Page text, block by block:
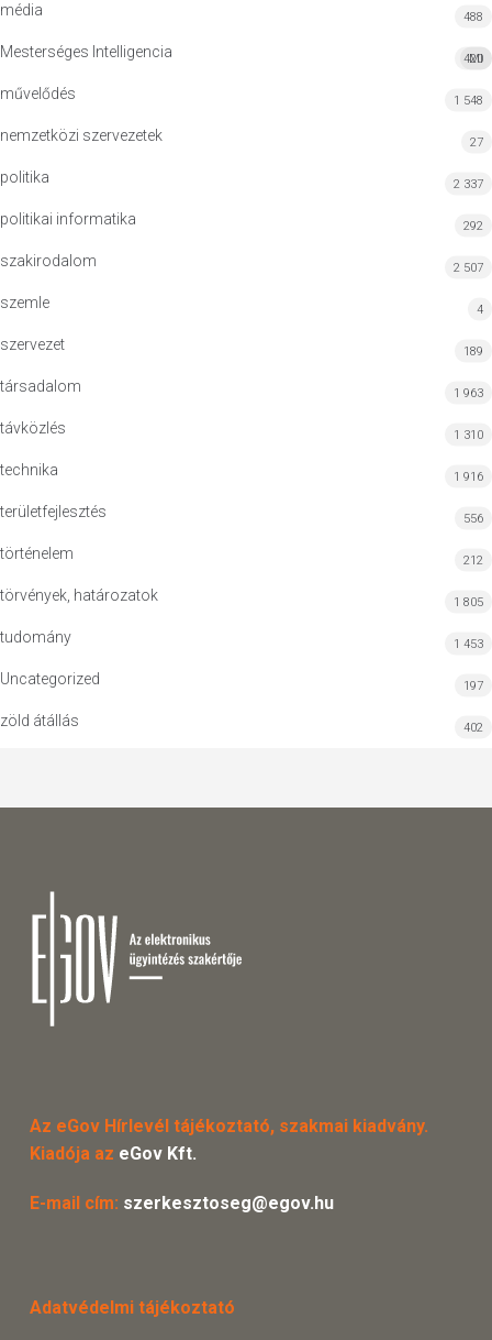
média 488
Mesterséges Intelligencia MI
420
művelődés 1 548
nemzetközi szervezetek 27
politika 2 337
politikai informatika 292
szakirodalom 2 507
szemle 4
szervezet 189
társadalom 1 963
távközlés 1 310
technika 1 916
területfejlesztés 556
történelem 212
törvények, határozatok 1 805
tudomány 1 453
Uncategorized 197
zöld átállás 402
Az eGov Hírlevél tájékoztató, szakmai kiadvány.
Kiadója az eGov Kft.
E-mail cím: szerkesztoseg@egov.hu
Adatvédelmi tájékoztató